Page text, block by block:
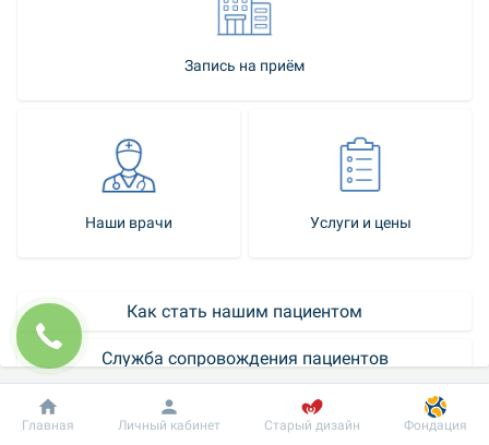
Запись на приём
Наши врачи Услуги и цены
Как стать нашим пациентом
Служба сопровождения пациентов
Контакт-центр
Добробут
Информация Пациенту
Главная Личный кабинет Старый дизайн Фондация